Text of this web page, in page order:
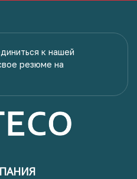
к нашей
резюме на